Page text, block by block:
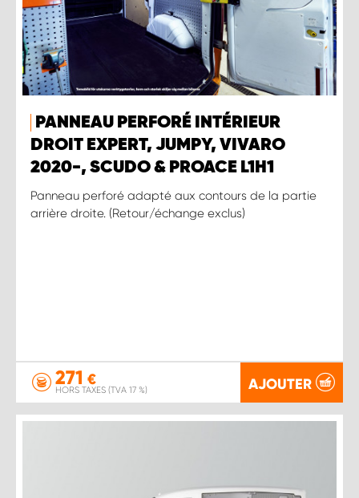
PANNEAU PERFORÉ INTÉRIEUR
DROIT EXPERT, JUMPY, VIVARO
2020-, SCUDO & PROACE L1H1
Panneau perforé adapté aux contours de la partie
arrière droite. (Retour/échange exclus)
271 €
HORS TAXES (TVA 17 %) AJOUTER